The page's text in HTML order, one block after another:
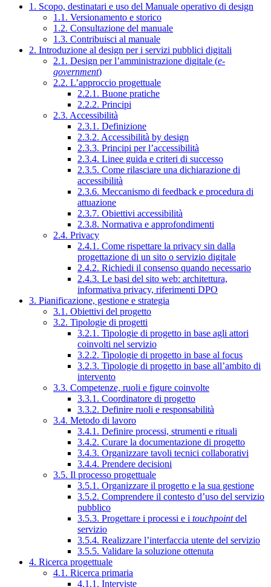
1. Scopo, destinatari e uso del Manuale operativo di design
1.1. Versionamento e storico
1.2. Consultazione del manuale
1.3. Contribuisci al manuale
2. Introduzione al design per i servizi pubblici digitali
2.1. Design per l’amministrazione digitale (e-
government)
2.2. L’approccio progettuale
2.2.1. Buone pratiche
2.2.2. Principi
2.3. Accessibilità
2.3.1. Definizione
2.3.2. Accessibilità by design
2.3.3. Principi per l’accessibilità
2.3.4. Linee guida e criteri di successo
2.3.5. Come rilasciare una dichiarazione di
accessibilità
2.3.6. Meccanismo di feedback e procedura di
attuazione
2.3.7. Obiettivi accessibilità
2.3.8. Normativa e approfondimenti
2.4. Privacy
2.4.1. Come rispettare la privacy sin dalla
progettazione di un sito o servizio digitale
2.4.2. Richiedi il consenso quando necessario
2.4.3. Le basi del sito web: architettura,
informativa privacy, riferimenti DPO
3. Pianificazione, gestione e strategia
3.1. Obiettivi del progetto
3.2. Tipologie di progetti
3.2.1. Tipologie di progetto in base agli attori
coinvolti nel servizio
3.2.2. Tipologie di progetto in base al focus
3.2.3. Tipologie di progetto in base all’ambito di
intervento
3.3. Competenze, ruoli e figure coinvolte
3.3.1. Coordinatore di progetto
3.3.2. Definire ruoli e responsabilità
3.4. Metodo di lavoro
3.4.1. Definire processi, strumenti e rituali
3.4.2. Curare la documentazione di progetto
3.4.3. Organizzare tavoli tecnici collaborativi
3.4.4. Prendere decisioni
3.5. Il processo progettuale
3.5.1. Organizzare il progetto e la sua gestione
3.5.2. Comprendere il contesto d’uso del servizio
pubblico
3.5.3. Progettare i processi e i touchpointdel
servizio
3.5.4. Realizzare l’interfaccia utente del servizio
3.5.5. Validare la soluzione ottenuta
4. Ricerca progettuale
4.1. Ricerca primaria
4.1.1. Interviste